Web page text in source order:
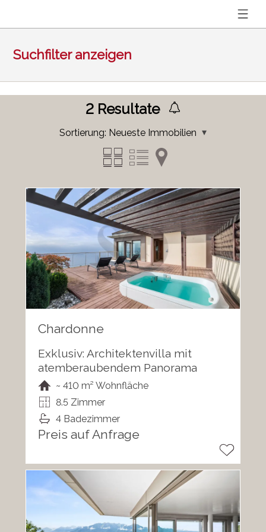
Suchfilter anzeigen
2Resultate
Sortierung: Neueste Immobilien
Chardonne
Exklusiv: Architektenvilla mit
atemberaubendem Panorama
~ 410 m² Wohnfläche
8.5 Zimmer
4 Badezimmer
Preis auf Anfrage